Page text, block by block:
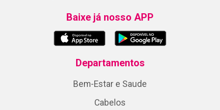
Baixe já nosso APP
Departamentos
Bem-Estar e Saude
Cabelos